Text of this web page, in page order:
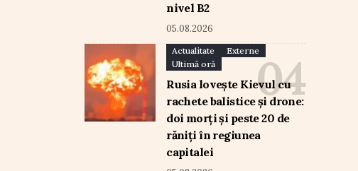
nivel B2
05.08.2026
Actualitate
Externe
Ultimă oră
Rusia lovește Kievul cu
rachete balistice și drone:
doi morți și peste 20 de
răniți în regiunea
capitalei